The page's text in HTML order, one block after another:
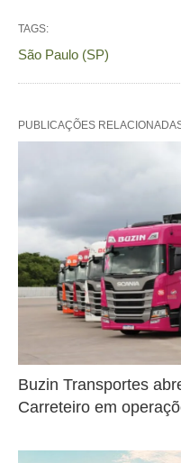
TAGS:
São Paulo (SP)
PUBLICAÇÕES
Buzin Transportes
Carreteiro em